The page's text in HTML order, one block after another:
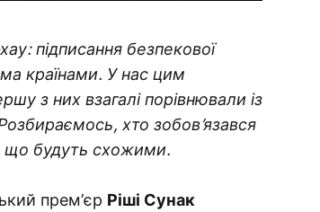
підписання безпекової
країнами. У нас цим
з них взагалі порівнювали із
хто зобов’язався
що будуть схожими.
прем’єр Ріші Сунак